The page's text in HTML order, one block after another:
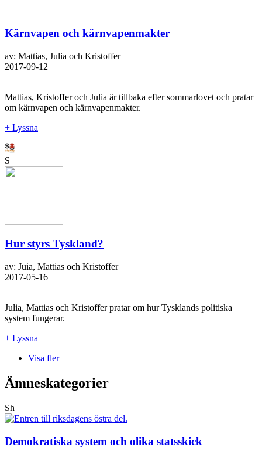
Kärnvapen och kärnvapenmakter
av: Mattias, Julia och Kristoffer
2017-09-12
Mattias, Kristoffer och Julia är tillbaka efter sommarlovet och pratar
om kärnvapen och kärnvapenmakter.
+ Lyssna
S
Hur styrs Tyskland?
av: Juia, Mattias och Kristoffer
2017-05-16
Julia, Mattias och Kristoffer pratar om hur Tysklands politiska
system fungerar.
+ Lyssna
Visa fler
Ämneskategorier
Sh
Demokratiska system och olika statsskick